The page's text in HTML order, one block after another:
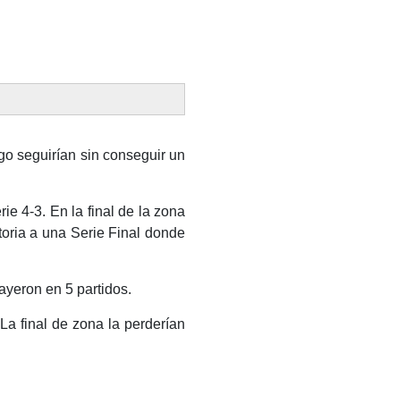
seguirían sin conseguir un
4-3. En la final de la zona
a una Serie Final donde
en 5 partidos.
final de zona la perderían